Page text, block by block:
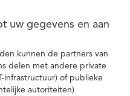
uw gegevens en aan
kunnen de partners van
delen met andere private
infrastructuur) of publieke
autoriteiten)